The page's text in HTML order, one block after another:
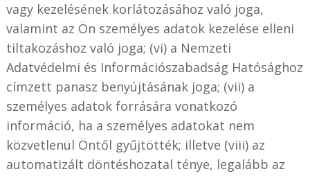
vagy kezelésének korlátozásához való joga,
valamint az Ön személyes adatok kezelése elleni
tiltakozáshoz való joga; (vi) a Nemzeti
Adatvédelmi és Információszabadság Hatósághoz
címzett panasz benyújtásának joga; (vii) a
személyes adatok forrására vonatkozó
információ, ha a személyes adatokat nem
közvetlenül Öntől gyűjtötték; illetve (viii) az
automatizált döntéshozatal ténye, legalább az